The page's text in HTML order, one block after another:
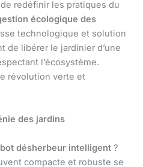
redéfinir les pratiques du
écologique des
technologique et solution
de libérer le jardinier d’une
l’écosystème.
révolution verte et
des jardins
désherbeur intelligent ?
compacte et robuste se